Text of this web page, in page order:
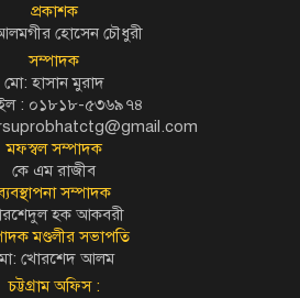
প্রকাশক
হোসেন চৌধুরী
সম্পাদক
মো: হাসান মুরাদ
: ০১৮১৮-৫৩৬৯৭৪
মফস্বল সম্পাদক
কে এম রাজীব
সম্পাদক
হক আকবরী
মণ্ডলীর সভাপতি
খোরশেদ আলম
চট্টগ্রাম অফিস :